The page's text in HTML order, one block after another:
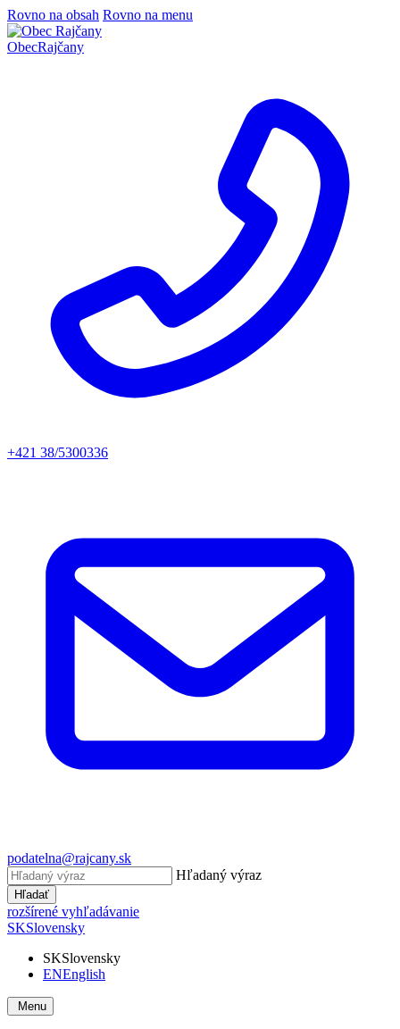
Rovno na obsah Rovno na menu
ObecRajčany
+421 38/5300336
podatelna@rajcany.sk
Hľadaný výraz
Hľadať
rozšírené vyhľadávanie
SKSlovensky
SKSlovensky
ENEnglish
Menu